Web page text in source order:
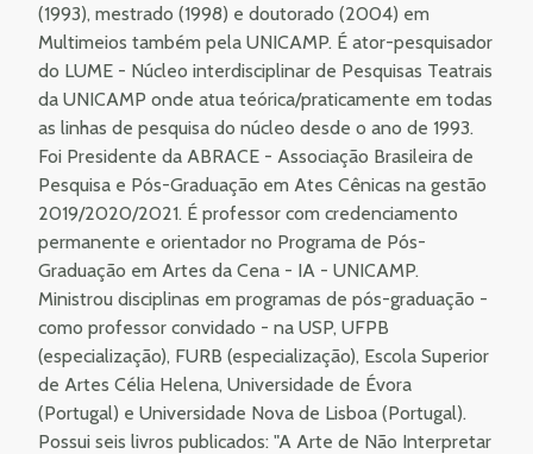
(1993), mestrado (1998) e doutorado (2004) em
Multimeios também pela UNICAMP. É ator-pesquisador
do LUME - Núcleo interdisciplinar de Pesquisas Teatrais
da UNICAMP onde atua teórica/praticamente em todas
as linhas de pesquisa do núcleo desde o ano de 1993.
Foi Presidente da ABRACE - Associação Brasileira de
Pesquisa e Pós-Graduação em Ates Cênicas na gestão
2019/2020/2021. É professor com credenciamento
permanente e orientador no Programa de Pós-
Graduação em Artes da Cena - IA - UNICAMP.
Ministrou disciplinas em programas de pós-graduação -
como professor convidado - na USP, UFPB
(especialização), FURB (especialização), Escola Superior
de Artes Célia Helena, Universidade de Évora
(Portugal) e Universidade Nova de Lisboa (Portugal).
Possui seis livros publicados: "A Arte de Não Interpretar